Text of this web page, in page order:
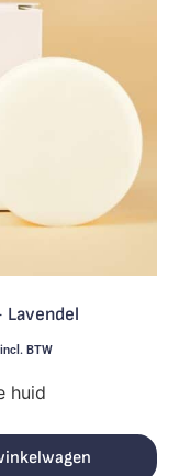
Lavendel
incl. BTW
huid